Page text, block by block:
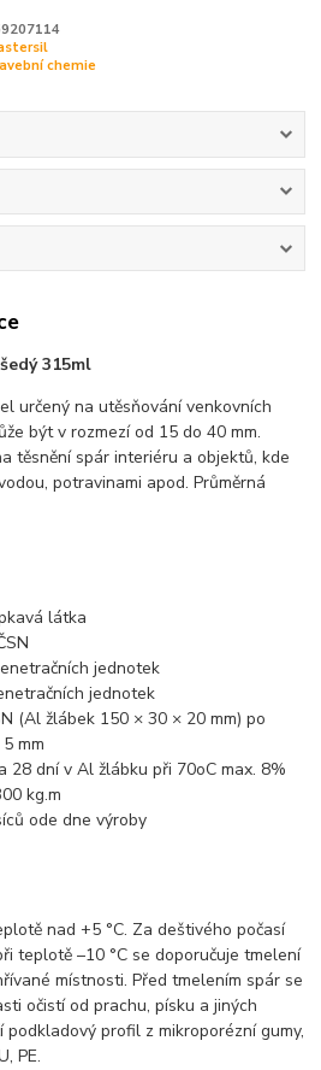
chemie
315ml
určený na utěsňování venkovních
být v rozmezí od 15 do 40 mm.
těsnění spár interiéru a objektů, kde
potravinami apod. Průměrná
látka
jednotek
jednotek
(Al žlábek 150 × 30 × 20 mm) po
mm
28 dní v Al žlábku při 70oC max. 8%
kg.m
ode dne výroby
nad +5 °C. Za deštivého počasí
teplotě –10 °C se doporučuje tmelení
místnosti. Před tmelením spár se
očistí od prachu, písku a jiných
profil z mikroporézní gumy,
PE.